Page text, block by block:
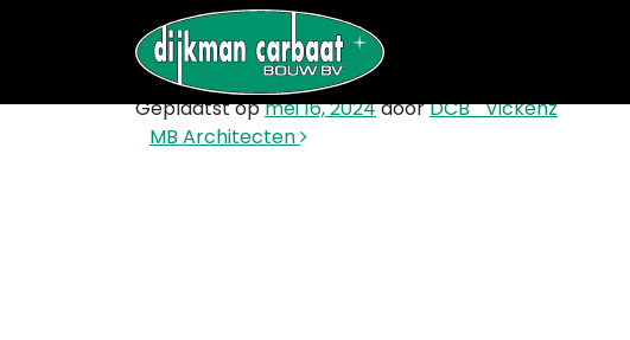
STONE
Geplaatst opmei 16, 2024doorDCB_Vickenz
Bericht navigatie
MB Architecten